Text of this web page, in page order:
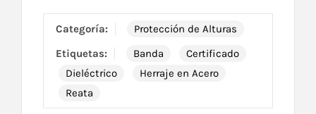
Categoría:
Protección de Alturas
Etiquetas:
Banda
Certificado
Dieléctrico
Herraje en Acero
Reata